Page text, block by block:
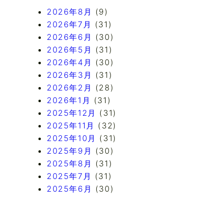
2026年8月 (9)
2026年7月 (31)
2026年6月 (30)
2026年5月 (31)
2026年4月 (30)
2026年3月 (31)
2026年2月 (28)
2026年1月 (31)
2025年12月 (31)
2025年11月 (32)
2025年10月 (31)
2025年9月 (30)
2025年8月 (31)
2025年7月 (31)
2025年6月 (30)